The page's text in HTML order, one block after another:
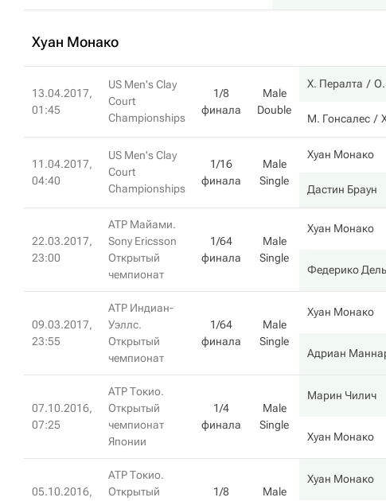
Хуан Монако
13.04.2017,
01:45
US Men's Clay
Court
Championships
1/8
финала
Male
Double
Х. Пералта О.
М. Гонсалес
11.04.2017,
04:40
US Men's Clay
Court
Championships
1/16
финала
Male
Single
Хуан Монако
Дастин Браун
22.03.2017,
23:00
ATP Майами.
Sony Ericsson
Открытый
чемпионат
1/64
финала
Male
Single
Хуан Монако
Федерико
09.03.2017,
23:55
ATP Индиан-
Уэллс.
Открытый
чемпионат
1/64
финала
Male
Single
Хуан Монако
Адриан
07.10.2016,
07:25
ATP Токио.
Открытый
чемпионат
Японии
1/4
финала
Male
Single
Марин Чилич
Хуан Монако
05.10.2016,
ATP Токио.
Открытый
1/8
Male
Хуан Монако